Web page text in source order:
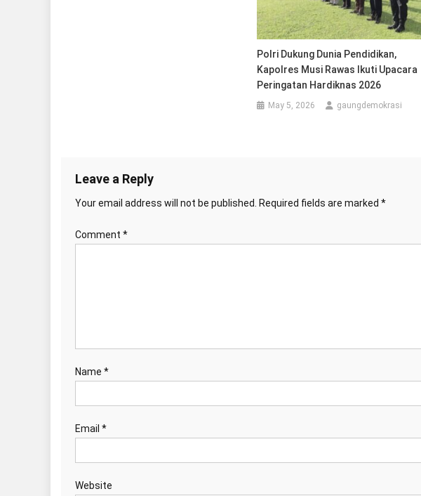
Polri Dukung Dunia Pendidikan,
Kapolres Musi Rawas Ikuti Upacara
Peringatan Hardiknas 2026
May 5, 2026 gaungdemokrasi
Leave a Reply
Your email address will not be published. Required fields are marked *
Comment *
Name *
Email *
Website